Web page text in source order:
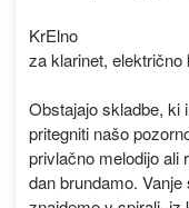
KrElno
za klarinet, električno
Obstajajo skladbe, ki
pritegniti našo
privlačno melodijo ali
dan brundamo.